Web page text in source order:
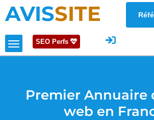
AVISSITE
SEO Perfs
Premier Annuaire
web en